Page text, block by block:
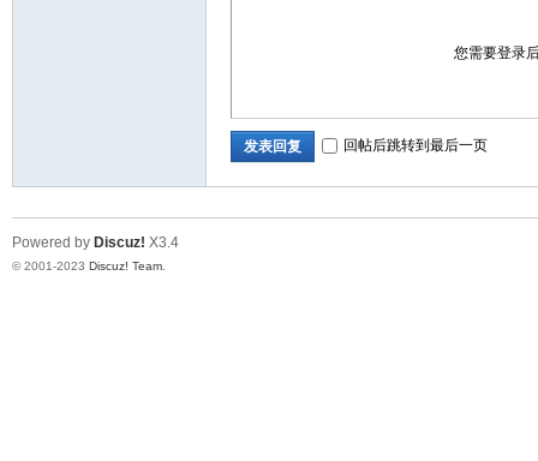
您需要登录
发表回复 回帖后跳转到最后一页
Powered by Discuz! X3.4
© 2001-2023 Discuz! Team